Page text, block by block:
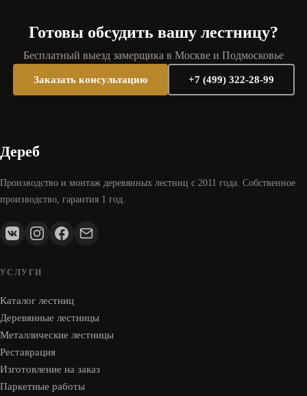
Готовы обсудить вашу лестницу?
Бесплатный выезд замерщика в Москве и Подмосковье
Заказать консультацию +7 (499) 322-28-99
Дереб
Производство и монтаж деревянных лестниц с 2011 года. Собственное
производство, гарантия 1 год.
УСЛУГИ
Каталог лестниц
Деревянные лестницы
Металлические лестницы
Реставрация
Изготовление на заказ
Паркетные работы